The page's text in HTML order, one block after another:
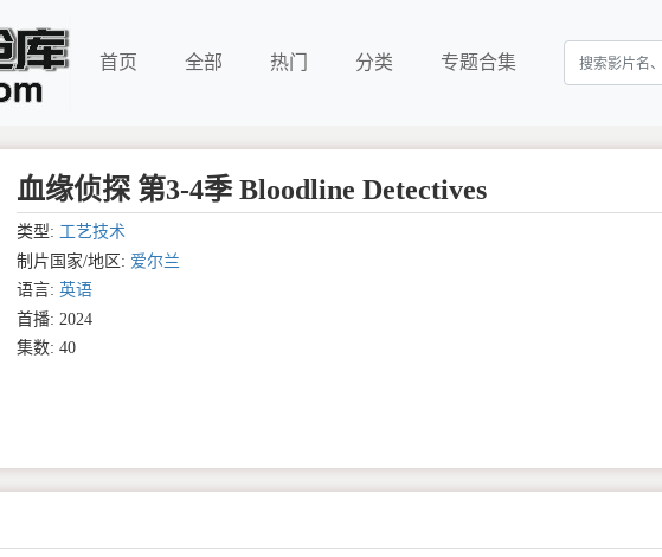
首页 全部 热门 分类 专题合集
血缘侦探 第3-4季 Bloodline Detectives
类型: 工艺技术
制片国家/地区: 爱尔兰
语言: 英语
首播: 2024
集数: 40